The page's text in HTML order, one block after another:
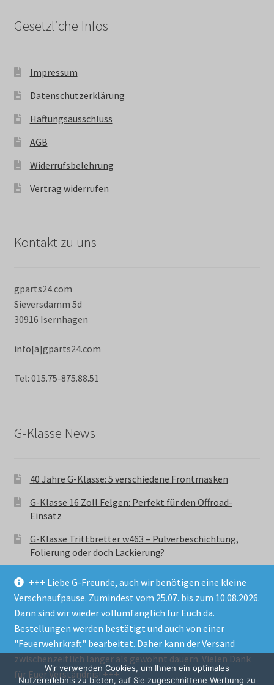
+++ Liebe G-Freunde, auch wir benötigen eine kleine
Verschnaufpause. Zumindest vom 25.07. bis zum 10.08.2026.
Dann sind wir wieder vollumfänglich für Euch da.
Bestellungen werden bestätigt und auch von einer
"Feuerwehrkraft" bearbeitet. Daher kann der Versand
zwischenzeitlich länger als gewohnt dauern. Vielen Dank
für Euer Verständnis! +++
Gesetzliche Infos
Impressum
Datenschutzerklärung
Haftungsausschluss
AGB
Widerrufsbelehrung
Vertrag widerrufen
Kontakt zu uns
gparts24.com
Sieversdamm 5d
30916 Isernhagen
info[ä]gparts24.com
Tel: 015.75-875.88.51
G-Klasse News
40 Jahre G-Klasse: 5 verschiedene Frontmasken
G-Klasse 16 Zoll Felgen: Perfekt für den Offroad-
Einsatz
G-Klasse Trittbretter w463 – Pulverbeschichtung,
Folierung oder doch Lackierung?
© GParts24 - G-Klasse w463 Trittbretter, Felgen,
Ersatzteile & Zubebehör.
Datenschutzerklärung
Wir verwenden Cookies, um Ihnen ein optimales
Nutzererlebnis zu bieten, auf Sie zugeschnittene Werbung zu